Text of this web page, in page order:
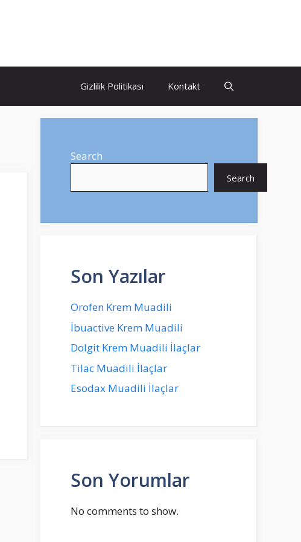
Gizlilik Politikası Kontakt
Search
Search
Son Yazılar
Orofen Krem Muadili
İbuactive Krem Muadili
Dolgit Krem Muadili İlaçlar
Tilac Muadili İlaçlar
Esodax Muadili İlaçlar
Son Yorumlar
No comments to show.